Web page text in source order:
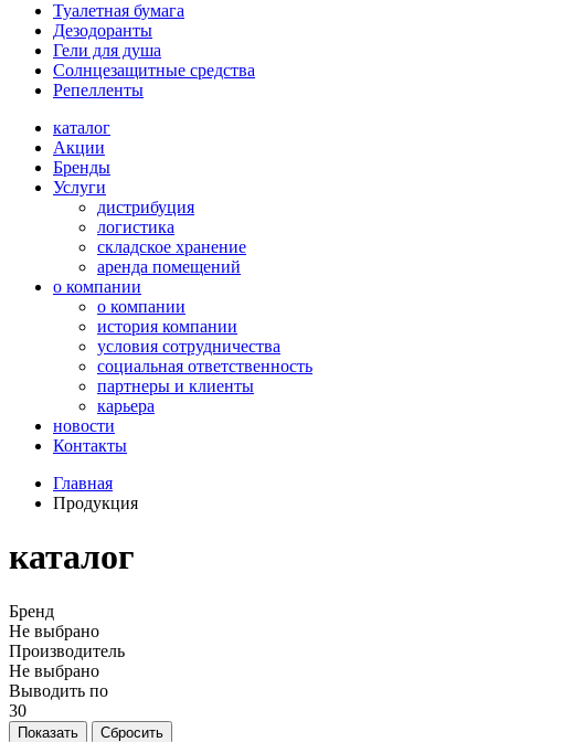
Туалетная бумага
Дезодоранты
Гели для душа
Солнцезащитные средства
Репелленты
каталог
Акции
Бренды
Услуги
дистрибуция
логистика
складское хранение
аренда помещений
о компании
о компании
история компании
условия сотрудничества
социальная ответственность
партнеры и клиенты
карьера
новости
Контакты
Главная
Продукция
каталог
Бренд
Не выбрано
Производитель
Не выбрано
Выводить по
30